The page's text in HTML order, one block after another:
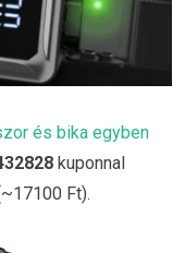
és bika egyben
kuponnal
Ft).